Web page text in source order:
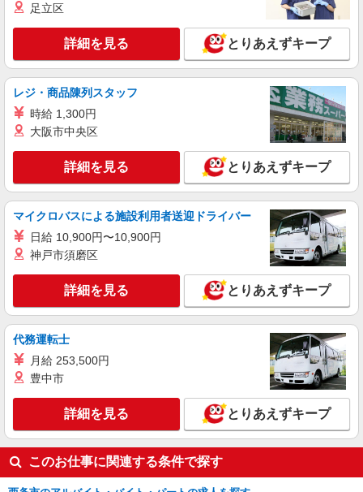
足立区
詳細を見る とりあえずキープ
レジ・商品陳列スタッフ
時給 1,300円
大阪市中央区
詳細を見る とりあえずキープ
マイクロバスによる施設利用者送迎ドライバー
日給 10,900円〜10,900円
神戸市須磨区
詳細を見る とりあえずキープ
代務運転士
月給 253,500円
豊中市
詳細を見る とりあえずキープ
このお仕事に関連する条件で探す